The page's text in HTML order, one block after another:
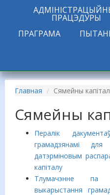
ПРАЦЭДУРЫ
ПРАГРАМА
Главная Сямейны капітал
Сямейны
Пералік
грамадзянамі
датэрміновым
капіталу
Тлумачэнне па
выкарыстання